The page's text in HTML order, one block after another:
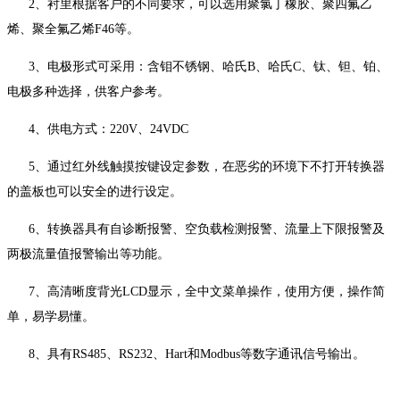
2、衬里根据客户的不同要求，可以选用聚氯丁橡胶、聚四氟乙
烯、聚全氟乙烯F46等。
3、电极形式可采用：含钼不锈钢、哈氏B、哈氏C、钛、钽、铂、
电极多种选择，供客户参考。
4、供电方式：220V、24VDC
5、通过红外线触摸按键设定参数，在恶劣的环境下不打开转换器
的盖板也可以安全的进行设定。
6、转换器具有自诊断报警、空负载检测报警、流量上下限报警及
两极流量值报警输出等功能。
7、高清晰度背光LCD显示，全中文菜单操作，使用方便，操作简
单，易学易懂。
8、具有RS485、RS232、Hart和Modbus等数字通讯信号输出。